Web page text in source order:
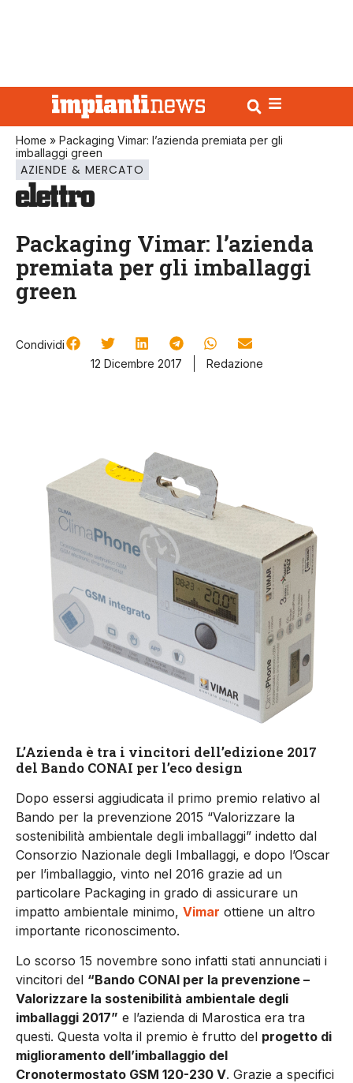
Home » Packaging Vimar: l’azienda premiata per gli
imballaggi green
AZIENDE & MERCATO
Packaging Vimar: l’azienda
premiata per gli imballaggi
green
Condividi
12 Dicembre 2017
Redazione
L’Azienda è tra i vincitori dell’edizione 2017
del Bando CONAI per l’eco design
Dopo essersi aggiudicata il primo premio relativo al
Bando per la prevenzione 2015 “Valorizzare la
sostenibilità ambientale degli imballaggi” indetto dal
Consorzio Nazionale degli Imballaggi, e dopo l’Oscar
per l’imballaggio, vinto nel 2016 grazie ad un
particolare Packaging in grado di assicurare un
impatto ambientale minimo, Vimar ottiene un altro
importante riconoscimento.
Lo scorso 15 novembre sono infatti stati annunciati i
vincitori del “Bando CONAI per la prevenzione –
Valorizzare la sostenibilità ambientale degli
imballaggi 2017” e l’azienda di Marostica era tra
questi. Questa volta il premio è frutto del progetto di
miglioramento dell’imballaggio del
Cronotermostato GSM 120-230 V. Grazie a specifici